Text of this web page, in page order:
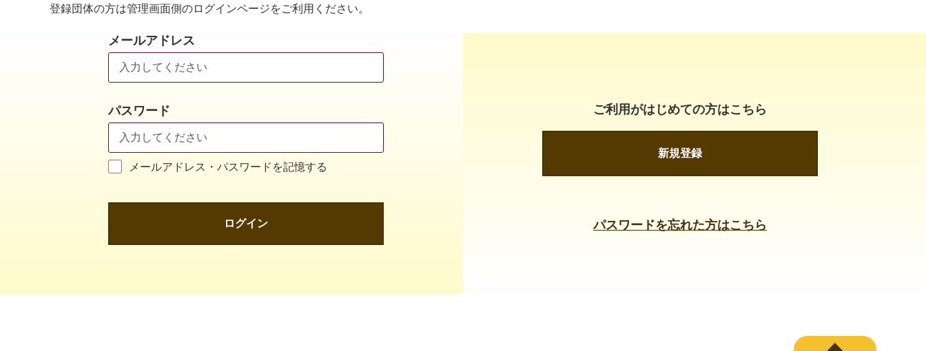
登録団体の方は管理画面側のログインページをご利用ください。
メールアドレス
パスワード
メールアドレス・パスワードを記憶する
ログイン
ご利用がはじめての方はこちら
新規登録
パスワードを忘れた方はこちら